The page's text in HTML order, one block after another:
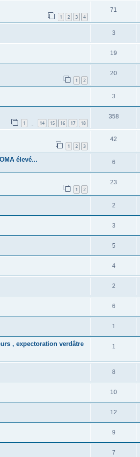
1 2 3 4
71
3
19
1 2
20
3
1 14 15 16 17 18
358
1 2 3
42
élevé... 6
1 2
23
2
3
5
4
2
6
1
, expectoration verdâtre
1
8
10
12
9
7